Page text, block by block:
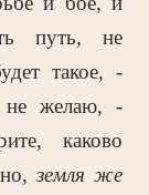
путь, не
такое, -
не желаю, -
каково
земля же